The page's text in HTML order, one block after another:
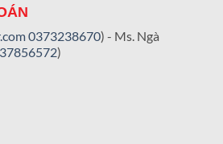
0373238670) - Ms. Ngà
)